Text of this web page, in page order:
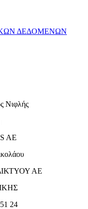
ΔΕΔΟΜΕΝΩΝ
Νιφλής
AE
ΑΕ
24